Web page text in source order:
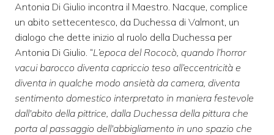
Antonia Di Giulio incontra il Maestro. Nacque, complice
un abito settecentesco, da Duchessa di Valmont, un
dialogo che dette inizio al ruolo della Duchessa per
Antonia Di Giulio. “L’epoca del Rococò, quando l’horror
vacui barocco diventa capriccio teso all’eccentricità e
diventa in qualche modo ansietà da camera, diventa
sentimento domestico interpretato in maniera festevole
dall'abito della pittrice, dalla Duchessa della pittura che
porta al passaggio dell'abbigliamento in uno spazio che